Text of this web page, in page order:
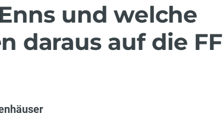
und welche
daraus auf die FF